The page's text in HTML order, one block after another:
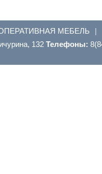
МЕБЕЛЬ |
132 Телефоны: